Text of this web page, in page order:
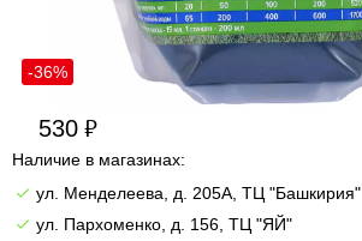
-36%
530
Наличие в магазинах:
ул. Менделеева, д. 205А, ТЦ "Башкирия"
ул. Пархоменко, д. 156, ТЦ "ЯЙ"